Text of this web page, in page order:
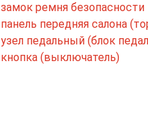
замок ремня безопасности
панель передняя салона
узел педальный (блок
кнопка (выключатель)